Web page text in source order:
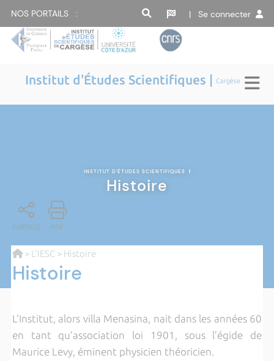
NOS PORTAILS : | Se connecter
Institut d'Études Scientifiques |Cargèse
INSTITUT D'ÉTUDES SCIENTIFIQUES |
Histoire
PARTAGE PDF
> L'IESC > Histoire
Histoire
L’Institut, alors villa Menasina, nait dans les années 60
en tant qu’association loi 1901, sous l’égide de
Maurice Levy, éminent physicien théoricien.